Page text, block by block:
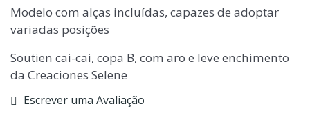
Modelo com alças incluídas, capazes de adoptar
variadas posições
Soutien cai-cai, copa B, com aro e leve enchimento
da Creaciones Selene
Escrever uma Avaliação